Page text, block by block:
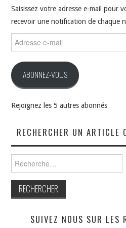
Saisissez votre adresse e-mail pour
recevoir une notification de chaque
e-
ABONNEZ-VOUS
Rejoignez les 5 autres abonnés
RECHERCHER UN ARTICLE
SUIVEZ NOUS SUR LES